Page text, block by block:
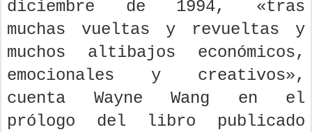
diciembre de 1994, «tras
muchas vueltas y revueltas y
muchos altibajos económicos,
emocionales y creativos»,
cuenta Wayne Wang en el
prólogo del libro publicado